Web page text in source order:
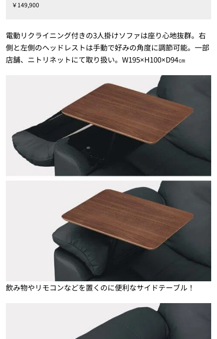
￥149,900
電動リクライニング付きの3人掛けソファは座り心地抜群。右
側と左側のヘッドレストは手動で好みの角度に調節可能。一部
店舗、ニトリネットにて取り扱い。W195×H100×D94㎝
飲み物やリモコンなどを置くのに便利なサイドテーブル！